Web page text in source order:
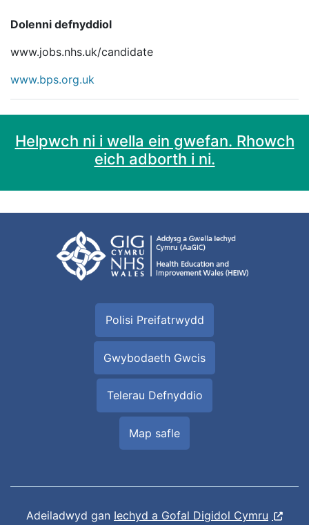
Dolenni defnyddiol
www.jobs.nhs.uk/candidate
www.bps.org.uk
Helpwch ni i wella ein gwefan. Rhowch
eich adborth i ni.
Polisi Preifatrwydd
Gwybodaeth Gwcis
Telerau Defnyddio
Map safle
Adeiladwyd gan Iechyd a Gofal Digidol Cymru